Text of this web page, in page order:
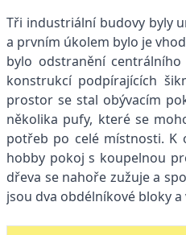
Tři industriální budovy byly
a prvním úkolem bylo je
bylo odstranění
konstrukcí podpírajících
prostor se stal obývacím
několika pufy, které se
potřeb po celé místnosti. K
hobby pokoj s koupelnou
dřeva se nahoře zužuje a
jsou dva obdélníkové bloky